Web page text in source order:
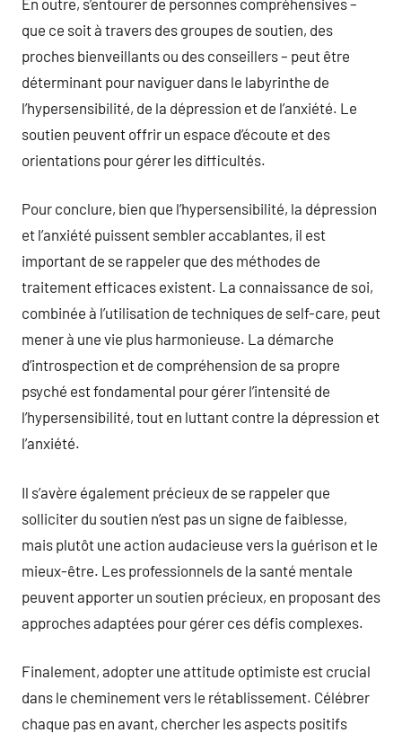
que ce soit à travers des groupes de soutien, des
proches bienveillants ou des conseillers – peut être
déterminant pour naviguer dans le labyrinthe de
l’hypersensibilité, de la dépression et de l’anxiété. Le
soutien peuvent offrir un espace d’écoute et des
orientations pour gérer les difficultés.
Pour conclure, bien que l’hypersensibilité, la dépression
et l’anxiété puissent sembler accablantes, il est
important de se rappeler que des méthodes de
traitement efficaces existent. La connaissance de soi,
combinée à l’utilisation de techniques de self-care, peut
mener à une vie plus harmonieuse. La démarche
d’introspection et de compréhension de sa propre
psyché est fondamental pour gérer l’intensité de
l’hypersensibilité, tout en luttant contre la dépression et
l’anxiété.
Il s’avère également précieux de se rappeler que
solliciter du soutien n’est pas un signe de faiblesse,
mais plutôt une action audacieuse vers la guérison et le
mieux-être. Les professionnels de la santé mentale
peuvent apporter un soutien précieux, en proposant des
approches adaptées pour gérer ces défis complexes.
Finalement, adopter une attitude optimiste est crucial
dans le cheminement vers le rétablissement. Célébrer
chaque pas en avant, chercher les aspects positifs